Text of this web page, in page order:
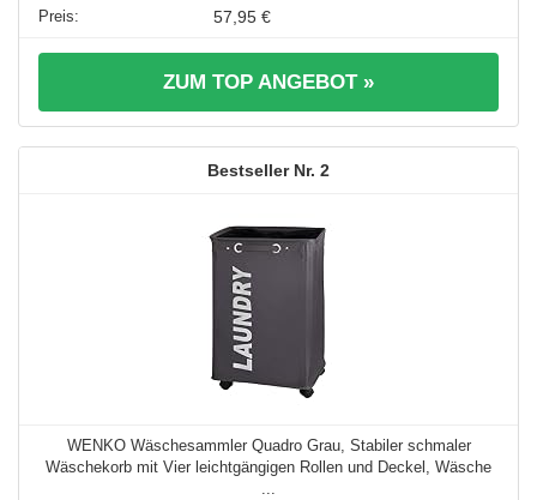
57,95 €
ZUM TOP ANGEBOT »
2
WENKO Wäschesammler Quadro Grau, Stabiler schmaler
Wäschekorb mit Vier leichtgängigen Rollen und Deckel, Wäsche
...